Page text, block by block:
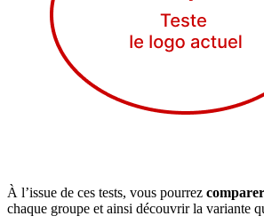
À l’issue de ces tests, vous pourrez
chaque groupe et ainsi découvrir la variante